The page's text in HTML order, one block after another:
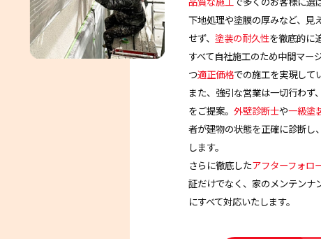
下地処理や塗膜の厚みなど、見
せず、 塗装の耐久性を徹底的に
すべて自社施工のため中間マー
つ適正価格での施工を実現して
また、強引な営業は一切行わず
をご提案。 外壁診断士や一級塗
者が建物の状態を正確に診断し
します。
さらに徹底したアフターフォロ
証だけでなく、家のメンテンナ
にすべて対応いたします。